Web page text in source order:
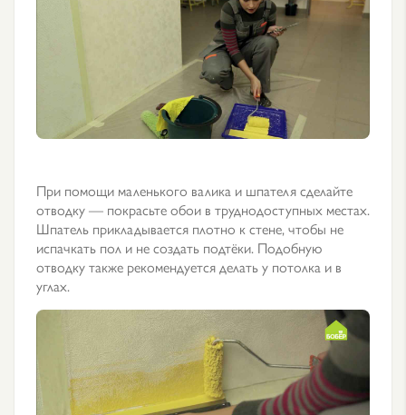
При помощи маленького валика и шпателя сделайте
отводку — покрасьте обои в труднодоступных местах.
Шпатель прикладывается плотно к стене, чтобы не
испачкать пол и не создать подтёки. Подобную
отводку также рекомендуется делать у потолка и в
углах.